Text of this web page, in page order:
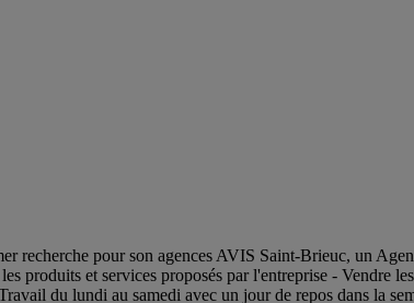
recherche pour son agences AVIS Saint-Brieuc, un
produits et services proposés par l'entreprise - Vendre
du lundi au samedi avec un jour de repos dans la